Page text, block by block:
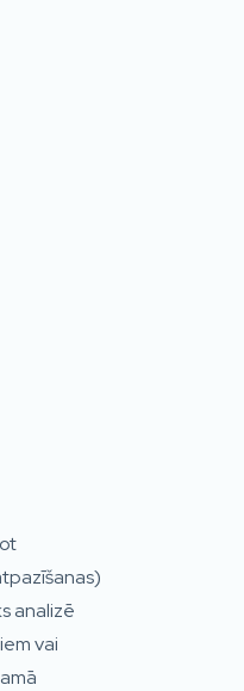
analizē
vai